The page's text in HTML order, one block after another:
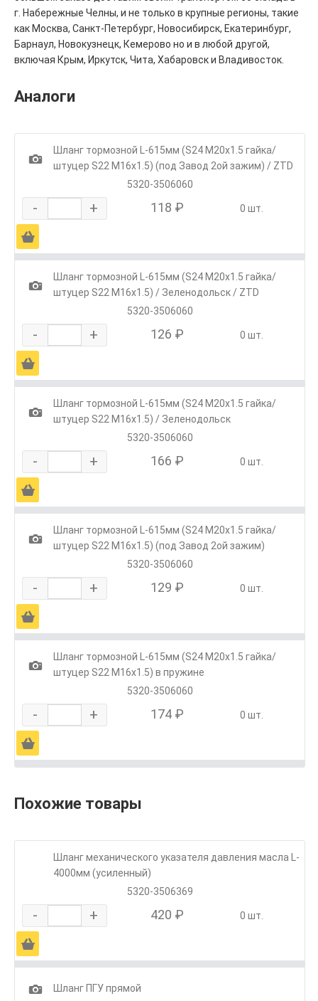
г. Набережные Челны, и не только в крупные регионы, такие
как Москва, Санкт-Петербург, Новосибирск, Екатеринбург,
Барнаул, Новокузнецк, Кемерово но и в любой другой,
включая Крым, Иркутск, Чита, Хабаровск и Владивосток.
Аналоги
1
Шланг тормозной L-615мм (S24 М20х1.5 гайка/
штуцер S22 М16х1.5) (под Завод 2ой зажим) / ZTD
5320-3506060
- + 118 ₽ 0 шт.
Ä
1
Шланг тормозной L-615мм (S24 М20х1.5 гайка/
штуцер S22 М16х1.5) / Зеленодольск / ZTD
5320-3506060
- + 126 ₽ 0 шт.
Ä
1
Шланг тормозной L-615мм (S24 М20х1.5 гайка/
штуцер S22 М16х1.5) / Зеленодольск
5320-3506060
- + 166 ₽ 0 шт.
Ä
1
Шланг тормозной L-615мм (S24 М20х1.5 гайка/
штуцер S22 М16х1.5) (под Завод 2ой зажим)
5320-3506060
- + 129 ₽ 0 шт.
Ä
1
Шланг тормозной L-615мм (S24 М20х1.5 гайка/
штуцер S22 М16х1.5) в пружине
5320-3506060
- + 174 ₽ 0 шт.
Ä
Похожие товары
Шланг механического указателя давления масла L-
4000мм (усиленный)
5320-3506369
- + 420 ₽ 0 шт.
Ä
1
Шланг ПГУ прямой